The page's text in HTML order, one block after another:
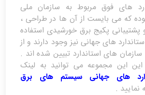
های فوق مربوط به سازمان ملی
که می بایست از آن ها در طراحی ،
پکیج برق خورشیدی استفاده
های جهانی نیز وجود دارند و از
های استاندارد تبیین شده اند .
این این مجموعه می توانید به لینک
های جهانی سیستم های برق
نمایید .